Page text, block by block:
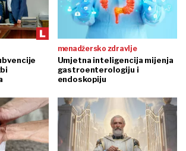
menadžersko zdravlje
Umjetna inteligencija mijenja
gastroenterologiju i
endoskopiju